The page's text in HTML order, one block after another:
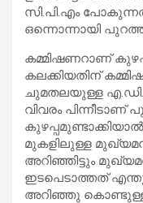
സി.പി.എം
ഒന്നൊന്നായി
കമ്മിഷണറാണ്
കലക്കിയതിന്
ചുമതലയുള്ള
വിവരം
മുകളിലുള്ള
അറിഞ്ഞിട്ടും
ഇടപെടാത്തത്
അറിഞ്ഞു